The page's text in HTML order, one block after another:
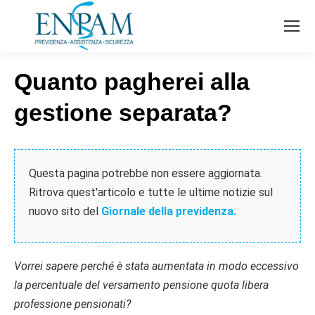
Quanto pagherei alla
gestione separata?
Questa pagina potrebbe non essere aggiornata.
Ritrova quest'articolo e tutte le ultime notizie sul
nuovo sito del Giornale della previdenza.
Vorrei sapere perché è stata aumentata in modo eccessivo
la percentuale del versamento pensione quota libera
professione pensionati?